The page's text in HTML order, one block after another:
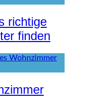
richtige
finden